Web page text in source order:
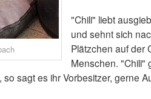
"Chili" liebt
und sehnt sich
Plätzchen auf der
Menschen. "Chili"
sagt es ihr Vorbesitzer, gerne